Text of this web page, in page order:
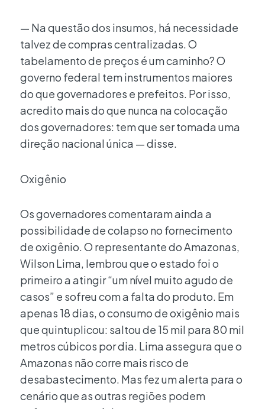
— Na questão dos insumos, há necessidade
talvez de compras centralizadas. O
tabelamento de preços é um caminho? O
governo federal tem instrumentos maiores
do que governadores e prefeitos. Por isso,
acredito mais do que nunca na colocação
dos governadores: tem que ser tomada uma
direção nacional única — disse.
Oxigênio
Os governadores comentaram ainda a
possibilidade de colapso no fornecimento
de oxigênio. O representante do Amazonas,
Wilson Lima, lembrou que o estado foi o
primeiro a atingir “um nível muito agudo de
casos” e sofreu com a falta do produto. Em
apenas 18 dias, o consumo de oxigênio mais
que quintuplicou: saltou de 15 mil para 80 mil
metros cúbicos por dia. Lima assegura que o
Amazonas não corre mais risco de
desabastecimento. Mas fez um alerta para o
cenário que as outras regiões podem